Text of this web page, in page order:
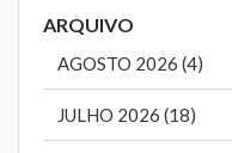
ARQUIVO
AGOSTO 2026 (4)
JULHO 2026 (18)